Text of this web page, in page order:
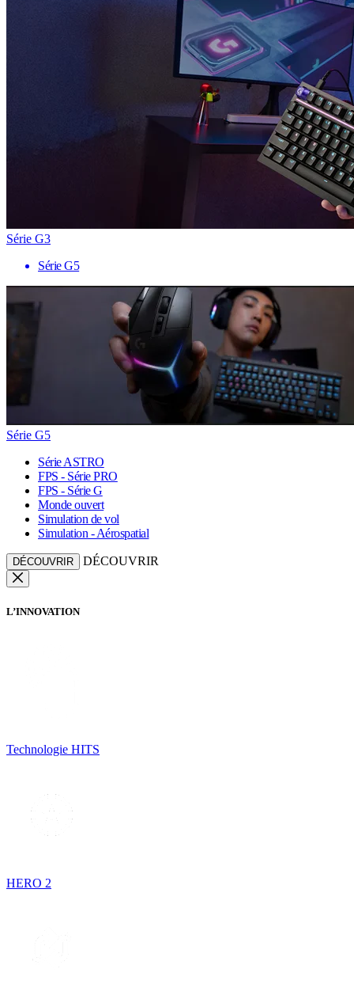
Série G3
Série G5
Série G5
Série ASTRO
FPS - Série PRO
FPS - Série G
Monde ouvert
Simulation de vol
Simulation - Aérospatial
DÉCOUVRIR DÉCOUVRIR
L’INNOVATION
Technologie HITS
HERO 2